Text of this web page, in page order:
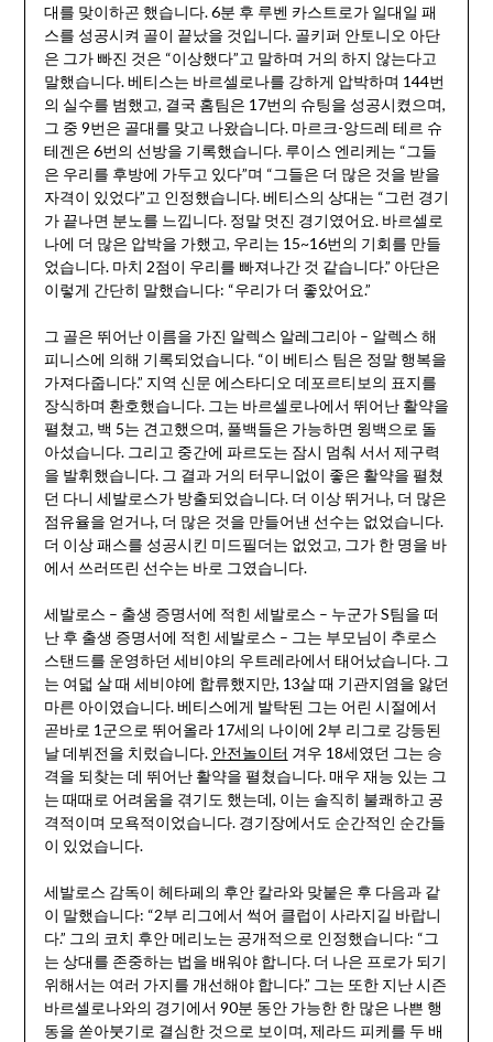
대를 맞이하곤 했습니다. 6분 후 루벤 카스트로가 일대일 패
스를 성공시켜 골이 끝났을 것입니다. 골키퍼 안토니오 아단
은 그가 빠진 것은 “이상했다”고 말하며 거의 하지 않는다고
말했습니다. 베티스는 바르셀로나를 강하게 압박하며 144번
의 실수를 범했고, 결국 홈팀은 17번의 슈팅을 성공시켰으며,
그 중 9번은 골대를 맞고 나왔습니다. 마르크-앙드레 테르 슈
테겐은 6번의 선방을 기록했습니다. 루이스 엔리케는 “그들
은 우리를 후방에 가두고 있다”며 “그들은 더 많은 것을 받을
자격이 있었다”고 인정했습니다. 베티스의 상대는 “그런 경기
가 끝나면 분노를 느낍니다. 정말 멋진 경기였어요. 바르셀로
나에 더 많은 압박을 가했고, 우리는 15~16번의 기회를 만들
었습니다. 마치 2점이 우리를 빠져나간 것 같습니다.” 아단은
이렇게 간단히 말했습니다: “우리가 더 좋았어요.”
그 골은 뛰어난 이름을 가진 알렉스 알레그리아 – 알렉스 해
피니스에 의해 기록되었습니다. “이 베티스 팀은 정말 행복을
가져다줍니다.” 지역 신문 에스타디오 데포르티보의 표지를
장식하며 환호했습니다. 그는 바르셀로나에서 뛰어난 활약을
펼쳤고, 백 5는 견고했으며, 풀백들은 가능하면 윙백으로 돌
아섰습니다. 그리고 중간에 파르도는 잠시 멈춰 서서 제구력
을 발휘했습니다. 그 결과 거의 터무니없이 좋은 활약을 펼쳤
던 다니 세발로스가 방출되었습니다. 더 이상 뛰거나, 더 많은
점유율을 얻거나, 더 많은 것을 만들어낸 선수는 없었습니다.
더 이상 패스를 성공시킨 미드필더는 없었고, 그가 한 명을 바
에서 쓰러뜨린 선수는 바로 그였습니다.
세발로스 – 출생 증명서에 적힌 세발로스 – 누군가 S팀을 떠
난 후 출생 증명서에 적힌 세발로스 – 그는 부모님이 추로스
스탠드를 운영하던 세비야의 우트레라에서 태어났습니다. 그
는 여덟 살 때 세비야에 합류했지만, 13살 때 기관지염을 앓던
마른 아이였습니다. 베티스에게 발탁된 그는 어린 시절에서
곧바로 1군으로 뛰어올라 17세의 나이에 2부 리그로 강등된
날 데뷔전을 치렀습니다. 안전놀이터 겨우 18세였던 그는 승
격을 되찾는 데 뛰어난 활약을 펼쳤습니다. 매우 재능 있는 그
는 때때로 어려움을 겪기도 했는데, 이는 솔직히 불쾌하고 공
격적이며 모욕적이었습니다. 경기장에서도 순간적인 순간들
이 있었습니다.
세발로스 감독이 헤타페의 후안 칼라와 맞붙은 후 다음과 같
이 말했습니다: “2부 리그에서 썩어 클럽이 사라지길 바랍니
다.” 그의 코치 후안 메리노는 공개적으로 인정했습니다: “그
는 상대를 존중하는 법을 배워야 합니다. 더 나은 프로가 되기
위해서는 여러 가지를 개선해야 합니다.” 그는 또한 지난 시즌
바르셀로나와의 경기에서 90분 동안 가능한 한 많은 나쁜 행
동을 쏟아붓기로 결심한 것으로 보이며, 제라드 피케를 두 배